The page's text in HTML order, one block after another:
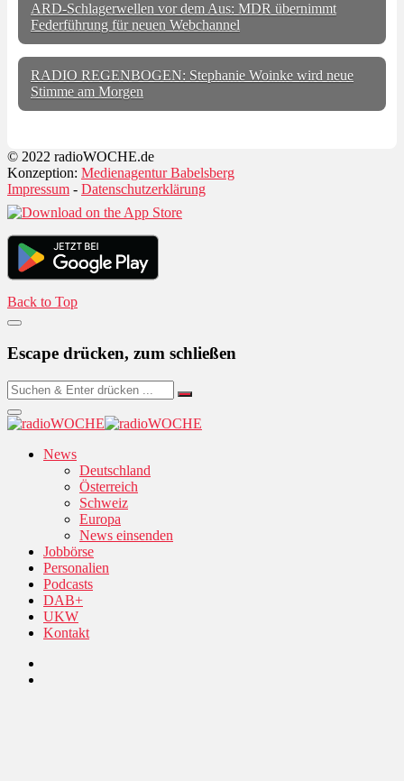
ARD-Schlagerwellen vor dem Aus: MDR übernimmt
Federführung für neuen Webchannel
RADIO REGENBOGEN: Stephanie Woinke wird neue
Stimme am Morgen
© 2022 radioWOCHE.de
Konzeption: Medienagentur Babelsberg
Impressum - Datenschutzerklärung
Back to Top
Escape drücken, zum schließen
News
Deutschland
Österreich
Schweiz
Europa
News einsenden
Jobbörse
Personalien
Podcasts
DAB+
UKW
Kontakt